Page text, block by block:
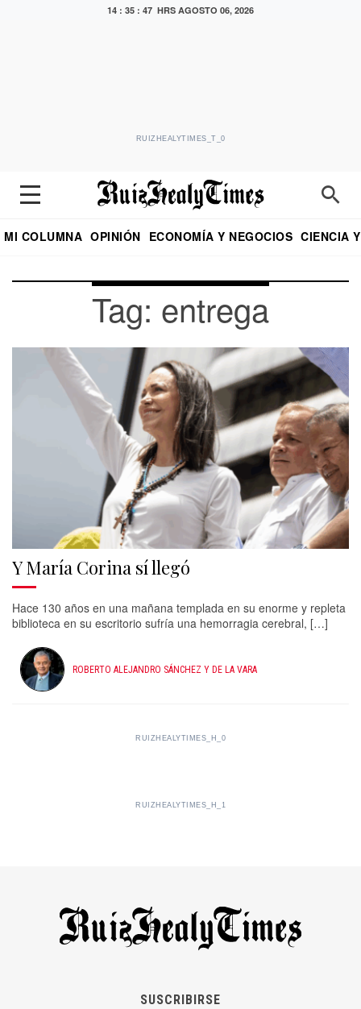
14 : 35 : 47 HRS AGOSTO 06, 2026
RUIZHEALYTIMES_T_0
MI COLUMNA OPINIÓN ECONOMÍA Y NEGOCIOS CIENCIA
Tag: entrega
Y María Corina sí llegó
Hace 130 años en una mañana templada en su enorme y repleta
biblioteca en su escritorio sufría una hemorragia cerebral, […]
ROBERTO ALEJANDRO SÁNCHEZ Y DE LA VARA
RUIZHEALYTIMES_H_0
RUIZHEALYTIMES_H_1
SUSCRIBIRSE